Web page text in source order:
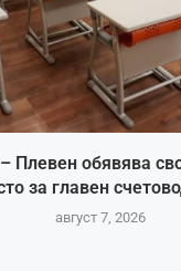
Плевен обявява
за главен
август 7, 2026